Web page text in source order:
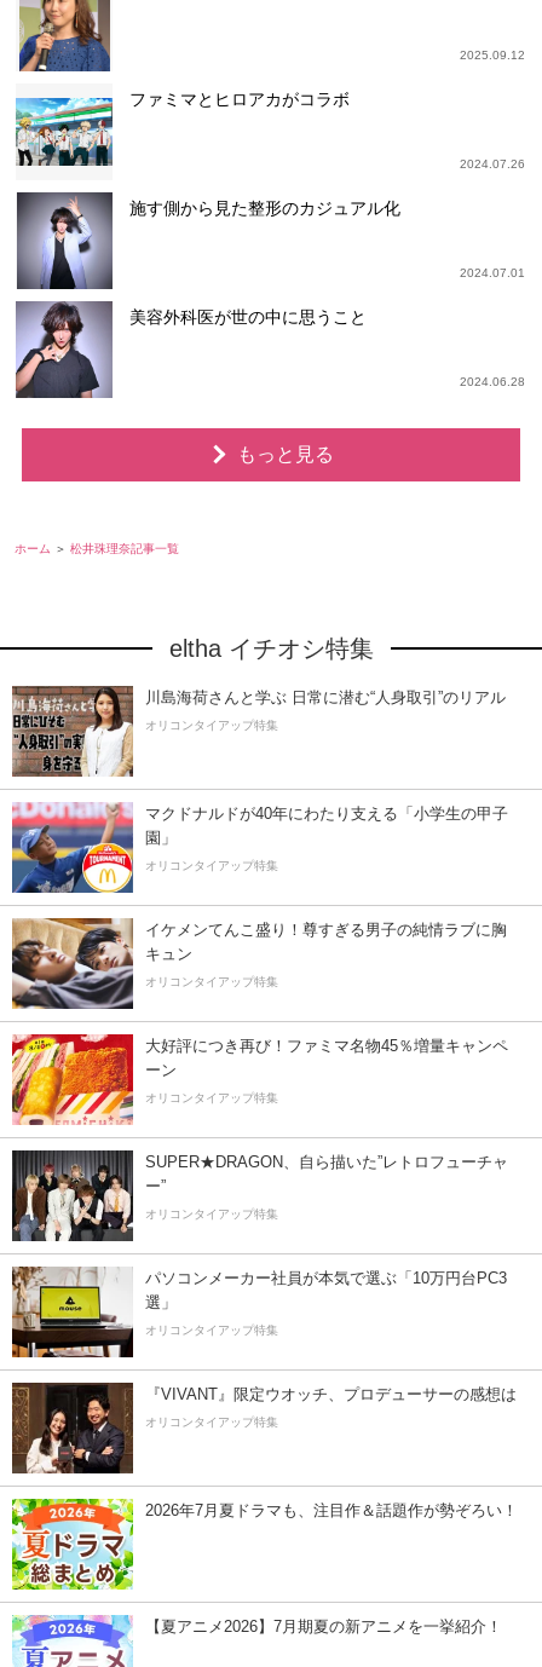
2025.09.12
ファミマとヒロアカがコラボ
2024.07.26
施す側から見た整形のカジュアル化
2024.07.01
美容外科医が世の中に思うこと
2024.06.28
もっと見る
ホーム 松井珠理奈記事一覧
eltha イチオシ特集
川島海荷さんと学ぶ 日常に潜む“人身取引”のリアル
オリコンタイアップ特集
マクドナルドが40年にわたり支える「小学生の甲子
園」
オリコンタイアップ特集
イケメンてんこ盛り！尊すぎる男子の純情ラブに胸
キュン
オリコンタイアップ特集
大好評につき再び！ファミマ名物45％増量キャンペ
ーン
オリコンタイアップ特集
SUPER★DRAGON、自ら描いた”レトロフューチャ
ー”
オリコンタイアップ特集
パソコンメーカー社員が本気で選ぶ「10万円台PC3
選」
オリコンタイアップ特集
『VIVANT』限定ウオッチ、プロデューサーの感想は
オリコンタイアップ特集
2026年7月夏ドラマも、注目作＆話題作が勢ぞろい！
【夏アニメ2026】7月期夏の新アニメを一挙紹介！